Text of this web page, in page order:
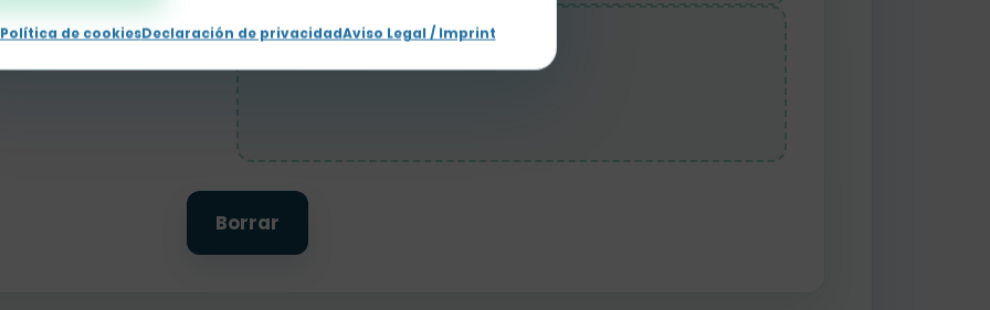
Política de cookiesDeclaración de privacidadAviso Legal / Imprintnext to
Borrar